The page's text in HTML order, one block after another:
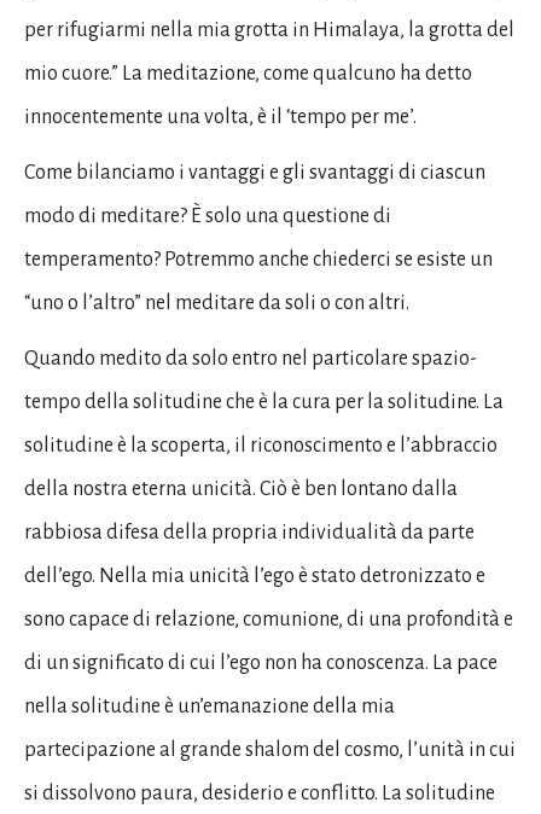
per rifugiarmi nella mia grotta in Himalaya, la grotta del
mio cuore.” La meditazione, come qualcuno ha detto
innocentemente una volta, è il ‘tempo per me’.
Come bilanciamo i vantaggi e gli svantaggi di ciascun
modo di meditare? È solo una questione di
temperamento? Potremmo anche chiederci se esiste un
“uno o l’altro” nel meditare da soli o con altri.
Quando medito da solo entro nel particolare spazio-
tempo della solitudine che è la cura per la solitudine. La
solitudine è la scoperta, il riconoscimento e l’abbraccio
della nostra eterna unicità. Ciò è ben lontano dalla
rabbiosa difesa della propria individualità da parte
dell’ego. Nella mia unicità l’ego è stato detronizzato e
sono capace di relazione, comunione, di una profondità e
di un significato di cui l’ego non ha conoscenza. La pace
nella solitudine è un’emanazione della mia
partecipazione al grande shalom del cosmo, l’unità in cui
si dissolvono paura, desiderio e conflitto. La solitudine